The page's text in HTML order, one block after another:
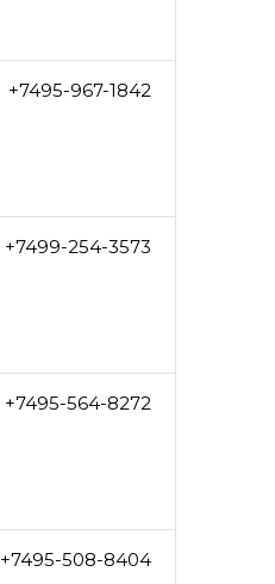
+7495-967-1842
+7499-254-3573
+7495-564-8272
+7495-508-8404